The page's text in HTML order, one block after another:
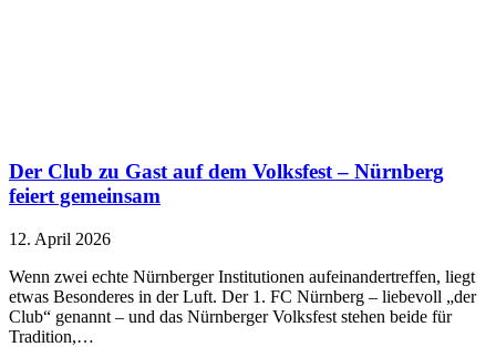
Der Club zu Gast auf dem Volksfest – Nürnberg
feiert gemeinsam
12. April 2026
Wenn zwei echte Nürnberger Institutionen aufeinandertreffen, liegt
etwas Besonderes in der Luft. Der 1. FC Nürnberg – liebevoll „der
Club“ genannt – und das Nürnberger Volksfest stehen beide für
Tradition,…